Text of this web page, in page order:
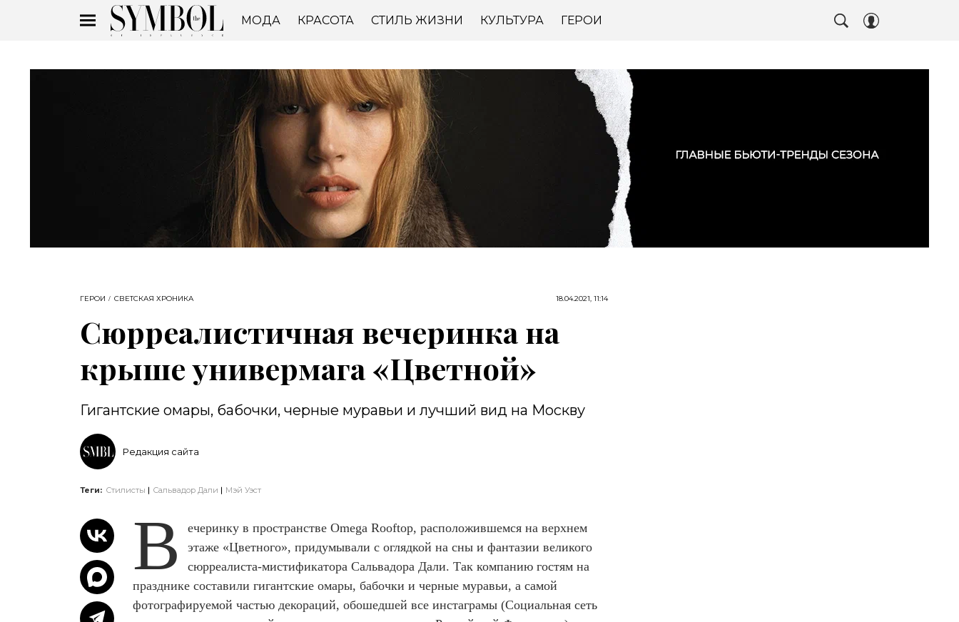
МОДА КРАСОТА СТИЛЬ ЖИЗНИ КУЛЬТУРА ГЕРОИ
ГЕРОИ СВЕТСКАЯ ХРОНИКА 18.04.2021, 11:14
Сюрреалистичная вечеринка на
крыше универмага «Цветной»
Гигантские омары, бабочки, черные муравьи и лучший вид на Москву
Редакция сайта
Теги: Стилисты Сальвадор Дали Мэй Уэст
В
ечеринку в пространстве Omega Rooftop, расположившемся на верхнем
этаже «Цветного», придумывали с оглядкой на сны и фантазии великого
сюрреалиста-мистификатора Сальвадора Дали. Так компанию гостям на
празднике составили гигантские омары, бабочки и черные муравьи, а самой
фотографируемой частью декораций, обошедшей все инстаграмы (Социальная сеть